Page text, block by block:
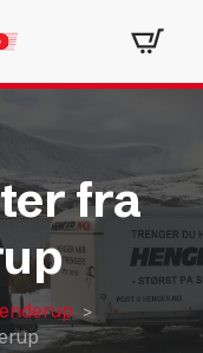
fra